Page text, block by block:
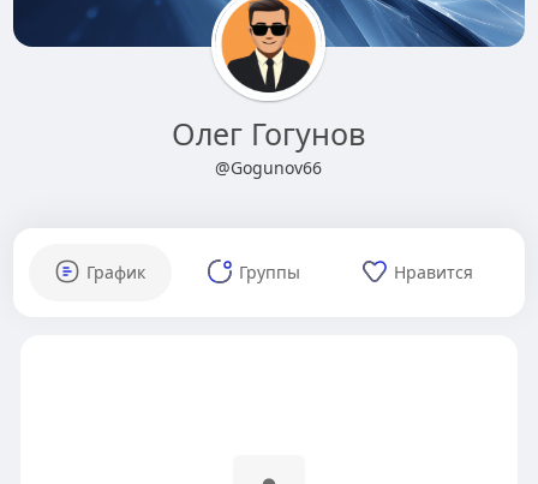
Олег Гогунов
@Gogunov66
График Группы Нравится